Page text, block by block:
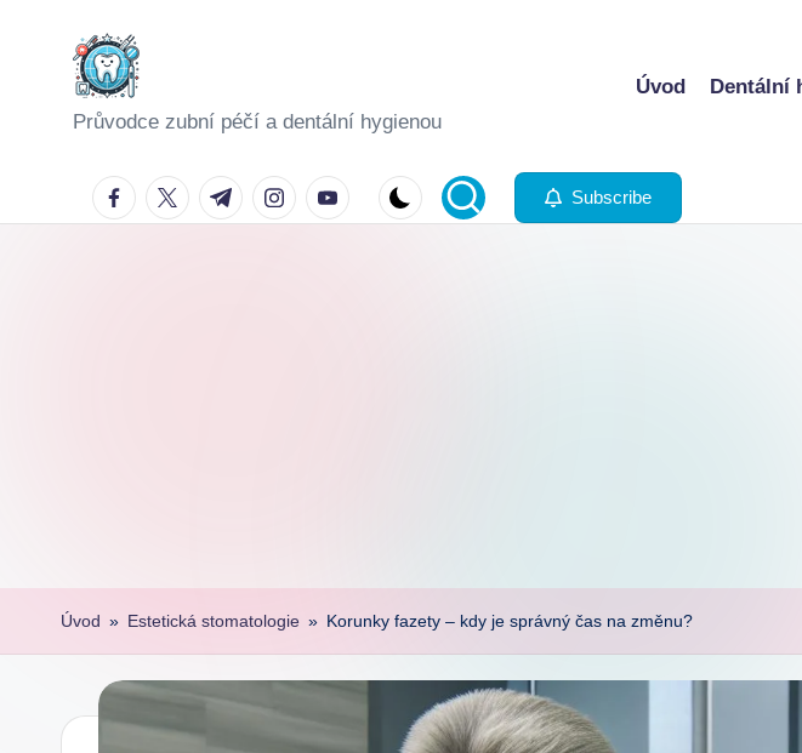
Průvodce zubní péčí a dentální hygienou
Úvod Dentální
facebook.com
twitter.com
t.me instagram.com
youtube.com Subscribe
Úvod » Estetická stomatologie » Korunky fazety – kdy je správný čas na změnu?